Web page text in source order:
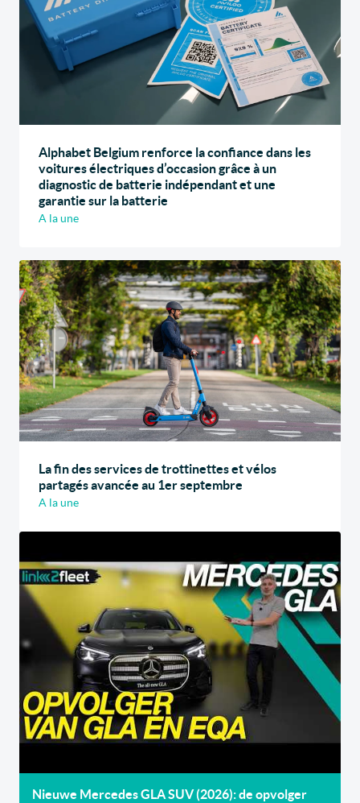
Alphabet Belgium renforce la confiance dans les
voitures électriques d’occasion grâce à un
diagnostic de batterie indépendant et une
garantie sur la batterie
A la une
La fin des services de trottinettes et vélos
partagés avancée au 1er septembre
A la une
Nieuwe Mercedes GLA SUV (2026): de opvolger